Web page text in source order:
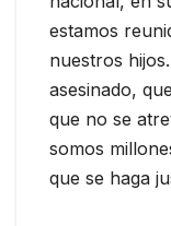
estamos
nuestros
asesinado,
que no se
somos
que se haga